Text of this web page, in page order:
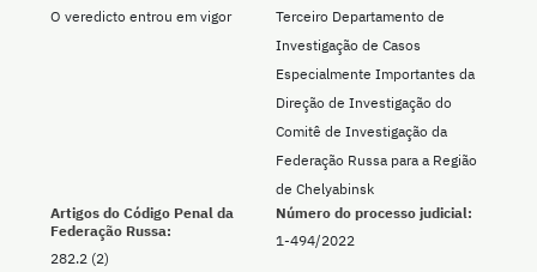
O veredicto entrou em vigor
Terceiro Departamento de
Investigação de Casos
Especialmente Importantes da
Direção de Investigação do
Comitê de Investigação da
Federação Russa para a Região
de Chelyabinsk
Artigos do Código Penal da
Federação Russa:
282.2 (2)
Número do processo judicial:
1-494/2022